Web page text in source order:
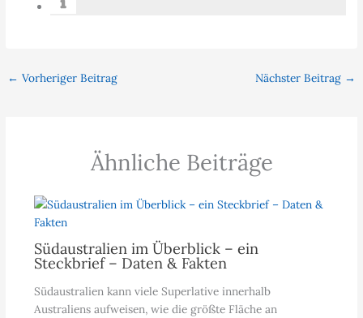
← Vorheriger Beitrag Nächster Beitrag →
Ähnliche Beiträge
Südaustralien im Überblick – ein
Steckbrief – Daten & Fakten
Südaustralien kann viele Superlative innerhalb
Australiens aufweisen, wie die größte Fläche an